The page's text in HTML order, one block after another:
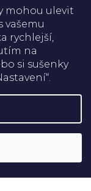
mohou ulevit
vašemu
rychlejší,
na
si sušenky